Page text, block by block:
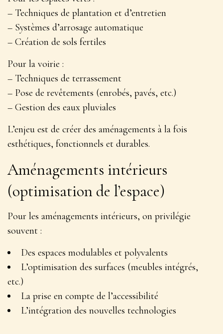
– Techniques de plantation et d’entretien
– Systèmes d’arrosage automatique
– Création de sols fertiles
Pour la voirie :
– Techniques de terrassement
– Pose de revêtements (enrobés, pavés, etc.)
– Gestion des eaux pluviales
L’enjeu est de créer des aménagements à la fois
esthétiques, fonctionnels et durables.
Aménagements intérieurs
(optimisation de l’espace)
Pour les aménagements intérieurs, on privilégie
souvent :
Des espaces modulables et polyvalents
L’optimisation des surfaces (meubles intégrés,
etc.)
La prise en compte de l’accessibilité
L’intégration des nouvelles technologies